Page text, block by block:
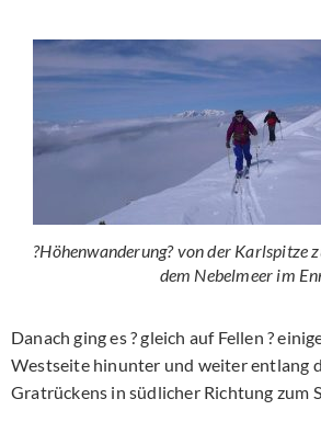
?Höhenwanderung? von der Karlspitze
dem Nebelmeer im
Danach ging es ? gleich auf Fellen ?
Westseite hinunter und weiter entlang
Gratrückens in südlicher Richtung zum